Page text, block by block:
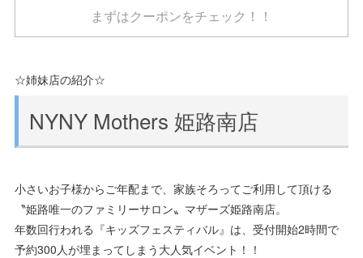
まずはクーポンをチェック！！
☆姉妹店の紹介☆
NYNY Mothers 姫路南店
小さいお子様からご年配まで、家族そろってご利用して頂ける
〝姫路唯一のファミリーサロン〟マザーズ姫路南店。
年数回行われる『キッズフェスティバル』は、受付開始2時間で
予約300人が埋まってしまう大人気イベント！！